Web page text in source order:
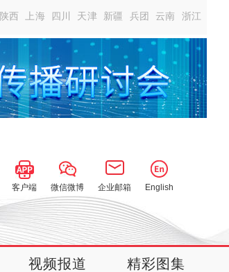
陕西 上海 四川 天津 新疆 兵团 云南 浙江
客户端 微信微博 企业邮箱 English
视频报道 精彩图集